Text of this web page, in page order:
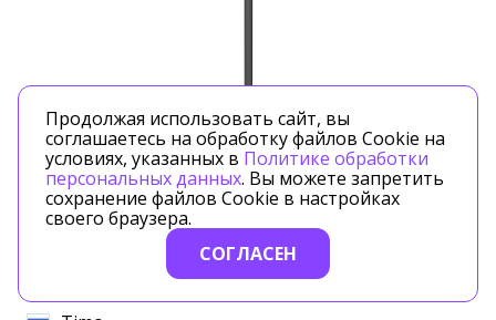
Продолжая использовать сайт, вы
соглашаетесь на обработку файлов Cookie на
условиях, указанных в Политике обработки
персональных данных. Вы можете запретить
сохранение файлов Cookie в настройках
своего браузера.
СОГЛАСЕН